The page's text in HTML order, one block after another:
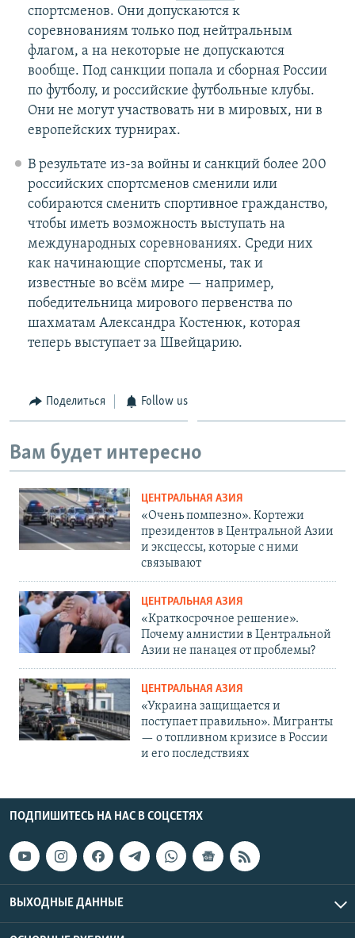
спортсменов. Они допускаются к
соревнованиям только под нейтральным
флагом, а на некоторые не допускаются
вообще. Под санкции попала и сборная России
по футболу, и российские футбольные клубы.
Они не могут участвовать ни в мировых, ни в
европейских турнирах.
В результате из-за войны и санкций более 200
российских спортсменов сменили или
собираются сменить спортивное гражданство,
чтобы иметь возможность выступать на
международных соревнованиях. Среди них
как начинающие спортсмены, так и
известные во всём мире — например,
победительница мирового первенства по
шахматам Александра Костенюк, которая
теперь выступает за Швейцарию.
Поделиться Follow us
Вам будет интересно
ЦЕНТРАЛЬНАЯ АЗИЯ
«Очень помпезно». Кортежи
президентов в Центральной Азии
и эксцессы, которые с ними
связывают
ЦЕНТРАЛЬНАЯ АЗИЯ
«Краткосрочное решение».
Почему амнистии в Центральной
Азии не панацея от проблемы?
ЦЕНТРАЛЬНАЯ АЗИЯ
«Украина защищается и
поступает правильно». Мигранты
— о топливном кризисе в России
и его последствиях
ПОДПИШИТЕСЬ НА НАС В СОЦСЕТЯХ
ВЫХОДНЫЕ ДАННЫЕ